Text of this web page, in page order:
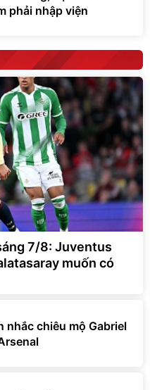
phải nhập viện
7/8: Juventus
muốn có
nhắc chiêu mộ Gabriel